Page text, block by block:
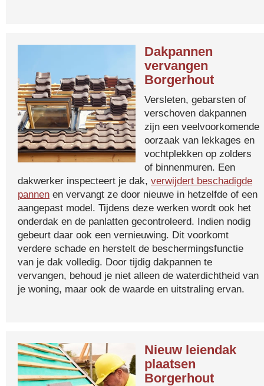
Dakpannen
vervangen
Borgerhout
Versleten, gebarsten of
verschoven dakpannen
zijn een veelvoorkomende
oorzaak van lekkages en
vochtplekken op zolders
of binnenmuren. Een
dakwerker inspecteert je dak, verwijdert beschadigde
pannen en vervangt ze door nieuwe in hetzelfde of een
aangepast model. Tijdens deze werken wordt ook het
onderdak en de panlatten gecontroleerd. Indien nodig
gebeurt daar ook een vernieuwing. Dit voorkomt
verdere schade en herstelt de beschermingsfunctie
van je dak volledig. Door tijdig dakpannen te
vervangen, behoud je niet alleen de waterdichtheid van
je woning, maar ook de waarde en uitstraling ervan.
Nieuw leiendak
plaatsen
Borgerhout